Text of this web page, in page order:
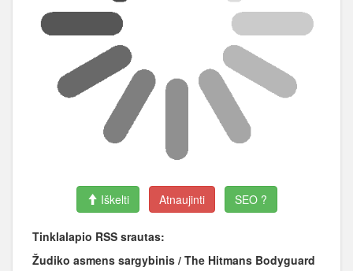
Iškelti Atnaujinti SEO ?
Tinklalapio RSS srautas:
Žudiko asmens sargybinis / The Hitmans Bodyguard